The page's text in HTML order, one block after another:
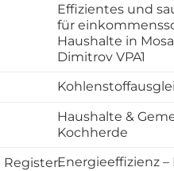
Effizientes und
für
Haushalte in
Dimitrov VPA1
Haushalte &
Kochherde
Energieeffizienz –